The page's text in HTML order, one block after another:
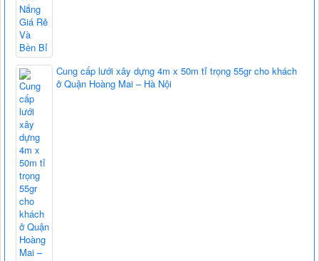
Cung cấp lưới xây dựng 4m x 50m tỉ trọng 55gr cho khách
ở Quận Hoàng Mai – Hà Nội